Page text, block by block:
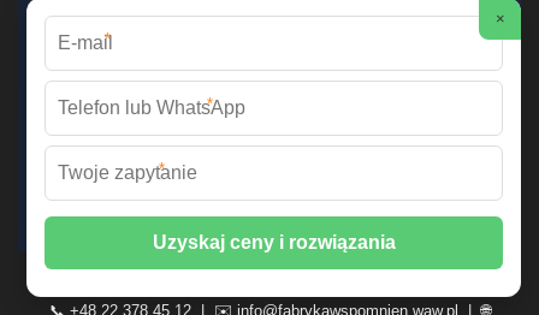
Systemy bezemisyjne cena
Wirtualna Elektrownia Polska ©
2026 Wszelkie prawa zastrzeżone. |
📞 +48 22 378 45 12 | ✉️ info@fabrykawspomnien.waw.pl | 🌐
×
*
*
*